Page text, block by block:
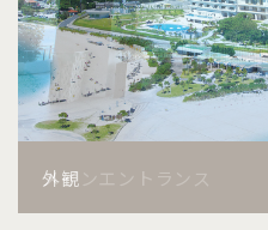
オーシャンツイン
メインエントランス
外観